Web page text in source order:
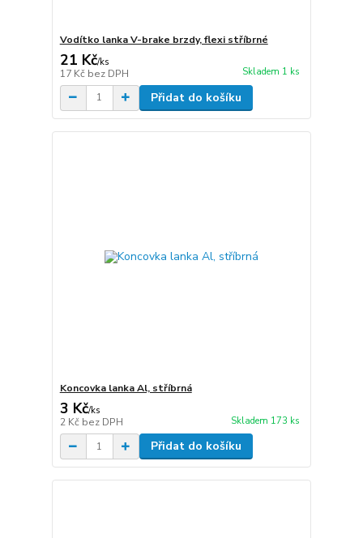
Vodítko lanka V-brake brzdy, flexi stříbrné
21 Kč/ks
17 Kč bez DPH Skladem 1 ks
Přidat do košíku
Koncovka lanka Al, stříbrná
3 Kč/ks
2 Kč bez DPH Skladem 173 ks
Přidat do košíku